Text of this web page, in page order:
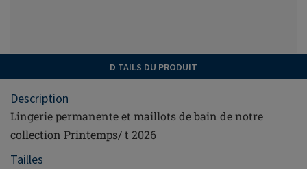
D TAILS DU PRODUIT
Description
Lingerie permanente et maillots de bain de notre
collection Printemps/ t 2026
Tailles